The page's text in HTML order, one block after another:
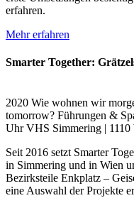
erfahren.
Mehr erfahren
Smarter Together:
2020 Wie wohnen wir
tomorrow? Führungen &
Uhr VHS Simmering | 1110
Seit 2016 setzt Smarter
in Simmering und in Wien
Bezirksteile Enkplatz –
eine Auswahl der Projekte